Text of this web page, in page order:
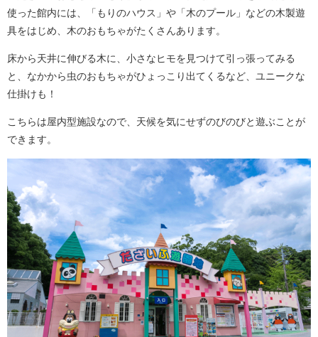
使った館内には、「もりのハウス」や「木のプール」などの木製遊
具をはじめ、木のおもちゃがたくさんあります。
床から天井に伸びる木に、小さなヒモを見つけて引っ張ってみる
と、なかから虫のおもちゃがひょっこり出てくるなど、ユニークな
仕掛けも！
こちらは屋内型施設なので、天候を気にせずのびのびと遊ぶことが
できます。